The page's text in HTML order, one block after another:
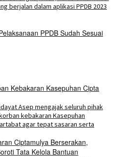
PPDB Sudah Sesuai
Kebakaran Kasepuhan Cipta
Ciptamulya Berserakan,
Tata Kelola Bantuan